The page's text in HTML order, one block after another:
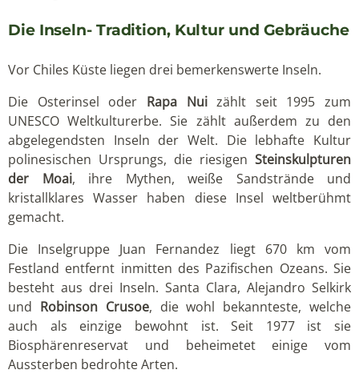
Die Inseln- Tradition, Kultur und Gebräuche
Vor Chiles Küste liegen drei bemerkenswerte Inseln.
Die Osterinsel oder Rapa Nuizählt seit 1995 zum
UNESCO Weltkulturerbe. Sie zählt außerdem zu den
abgelegendsten Inseln der Welt. Die lebhafte Kultur
polinesischen Ursprungs, die riesigen Steinskulpturen
der Moai, ihre Mythen, weiße Sandstrände und
kristallklares Wasser haben diese Insel weltberühmt
gemacht.
Die Inselgruppe Juan Fernandez liegt 670 km vom
Festland entfernt inmitten des Pazifischen Ozeans. Sie
besteht aus drei Inseln. Santa Clara, Alejandro Selkirk
und Robinson Crusoe, die wohl bekannteste, welche
auch als einzige bewohnt ist. Seit 1977 ist sie
Biosphärenreservat und beheimetet einige vom
Aussterben bedrohte Arten.